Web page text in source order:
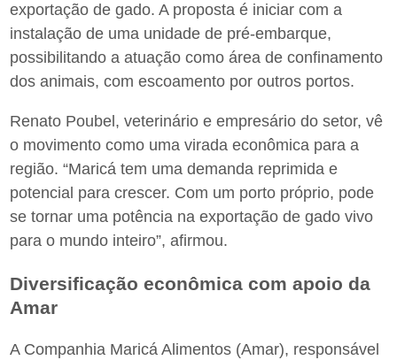
exportação de gado. A proposta é iniciar com a
instalação de uma unidade de pré-embarque,
possibilitando a atuação como área de confinamento
dos animais, com escoamento por outros portos.
Renato Poubel, veterinário e empresário do setor, vê
o movimento como uma virada econômica para a
região. “Maricá tem uma demanda reprimida e
potencial para crescer. Com um porto próprio, pode
se tornar uma potência na exportação de gado vivo
para o mundo inteiro”, afirmou.
Diversificação econômica com apoio da
Amar
A Companhia Maricá Alimentos (Amar), responsável